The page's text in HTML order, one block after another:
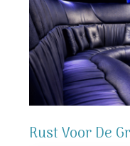
Rust Voor De